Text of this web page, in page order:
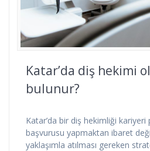
Katar’da diş hekimi
bulunur?
Katar’da bir diş hekimliği
başvurusu yapmaktan ibaret
yaklaşımla atılması gereken